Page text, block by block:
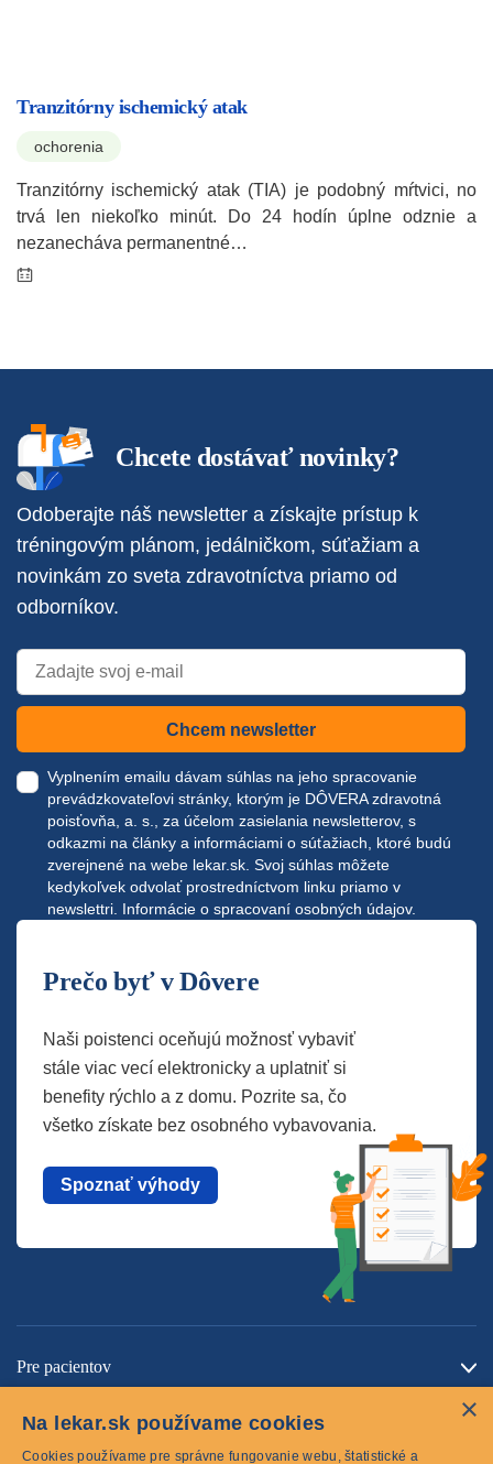
Tranzitórny ischemický atak
ochorenia
Tranzitórny ischemický atak (TIA) je podobný mŕtvici, no
trvá len niekoľko minút. Do 24 hodín úplne odznie a
nezanecháva permanentné…
Chcete dostávať novinky?
Odoberajte náš newsletter a získajte prístup k
tréningovým plánom, jedálničkom, súťažiam a
novinkám zo sveta zdravotníctva priamo od
odborníkov.
Chcem newsletter
Vyplnením emailu dávam súhlas na jeho spracovanie
prevádzkovateľovi stránky, ktorým je DÔVERA zdravotná
poisťovňa, a. s., za účelom zasielania newsletterov, s
odkazmi na články a informáciami o súťažiach, ktoré budú
zverejnené na webe lekar.sk. Svoj súhlas môžete
kedykoľvek odvolať prostredníctvom linku priamo v
newslettri. Informácie o spracovaní osobných údajov.
Prečo byť v Dôvere
Naši poistenci oceňujú možnosť vybaviť
stále viac vecí elektronicky a uplatniť si
benefity rýchlo a z domu. Pozrite sa, čo
všetko získate bez osobného vybavovania.
Spoznať výhody
Pre pacientov
×
Na lekar.sk používame cookies
Cookies používame pre správne fungovanie webu, štatistické a